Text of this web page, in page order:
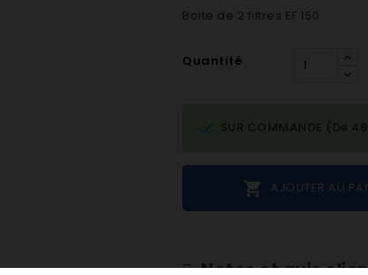
Boite de 2 filtres EF 150
Quantité
 AJOUTER AU
SUR COMMANDE (De